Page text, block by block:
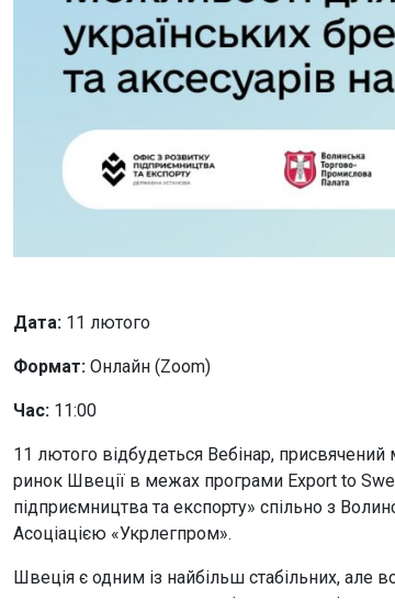
Дата: 11 лютого
Формат: Онлайн (Zoom)
Час: 11:00
11 лютого відбудеться Вебінар,
ринок Швеції в межах програми Export to
підприємництва та експорту» спільно з
Асоціацією «Укрлегпром».
Швеція є одним із найбільш стабільних, але